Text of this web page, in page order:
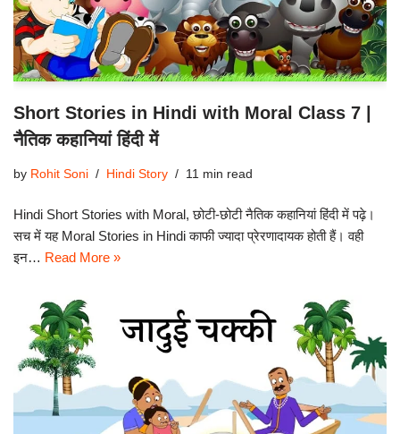
Short Stories in Hindi with Moral Class 7 |
नैतिक कहानियां हिंदी में
by Rohit Soni Hindi Story 11 min read
Hindi Short Stories with Moral, छोटी-छोटी नैतिक कहानियां हिंदी में पढ़े।
सच में यह Moral Stories in Hindi काफी ज्यादा प्रेरणादायक होती हैं। वही
इन… Read More »